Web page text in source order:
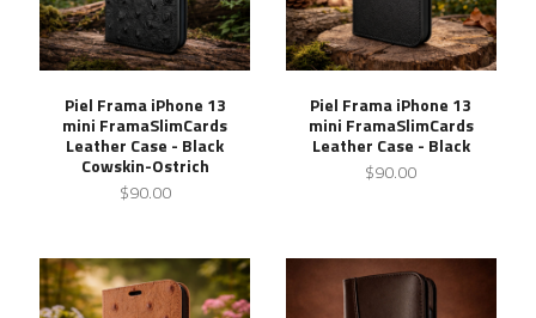
Piel Frama iPhone 13
mini FramaSlimCards
Leather Case - Black
Cowskin-Ostrich
$90.00
Piel Frama iPhone 13
mini FramaSlimCards
Leather Case - Black
$90.00